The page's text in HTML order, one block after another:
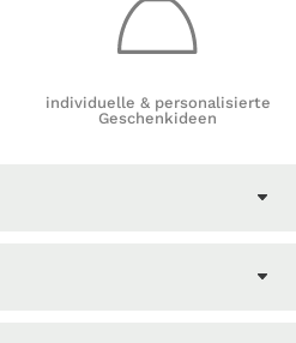
individuelle & personalisierte
Geschenkideen